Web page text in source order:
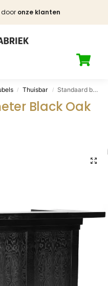
onze klanten
/ Thuisbar / Standaard bar 2 meter Black Oak
Black Oak